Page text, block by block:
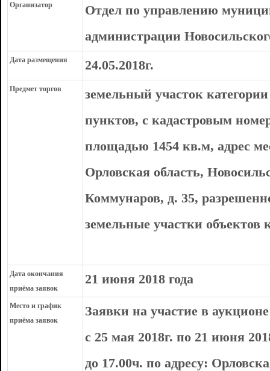
Организатор
Отдел по управлению
администрации
Дата размещения 24.05.2018г.
Предмет торгов
земельный участок
пунктов, с кадастровым
площадью 1454 кв.м, адрес
Орловская область,
Коммунаров, д. 35,
земельные участки объектов
Дата окончания
приёма заявок
21 июня 2018 года
Место и график
приёма заявок
Заявки на участие в
с 25 мая 2018г. по 21 июня
до 17.00ч. по адресу: